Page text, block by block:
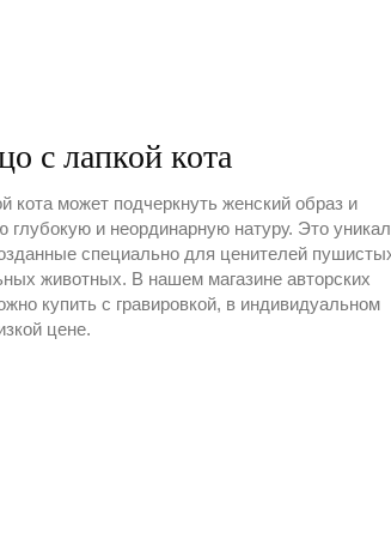
с лапкой кота
кота может подчеркнуть женский образ и
глубокую и неординарную натуру. Это
специально для ценителей
животных. В нашем магазине авторских
купить с гравировкой, в индивидуальном
цене.